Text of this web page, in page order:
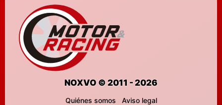
NOXVO © 2011 - 2026
Quiénes somos
Aviso legal